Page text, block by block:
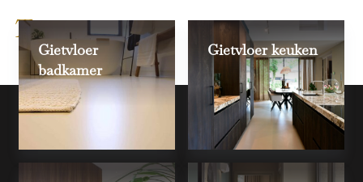
Toepassingen
Gietvloer
badkamer
Gietvloer keuken